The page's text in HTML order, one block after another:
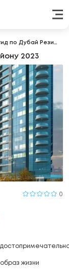
Полный и подробный гид по Дубай Резиденс Комплекс
2023
0
жизни